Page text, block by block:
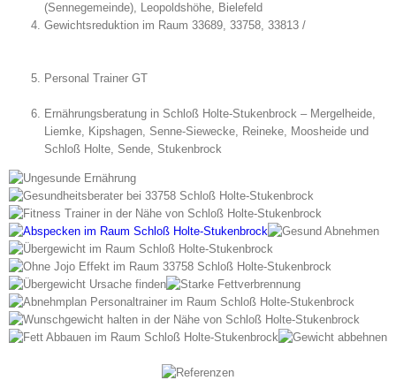
(Sennegemeinde), Leopoldshöhe, Bielefeld
Gewichtsreduktion im Raum 33689, 33758, 33813 /
Personal Trainer GT
Ernährungsberatung in Schloß Holte-Stukenbrock – Mergelheide,
Liemke, Kipshagen, Senne-Siewecke, Reineke, Moosheide und
Schloß Holte, Sende, Stukenbrock